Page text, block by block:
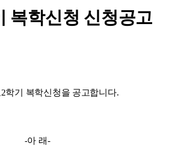
복학신청 신청공고
2학기 복학신청을 공고합니다.
-아 래-